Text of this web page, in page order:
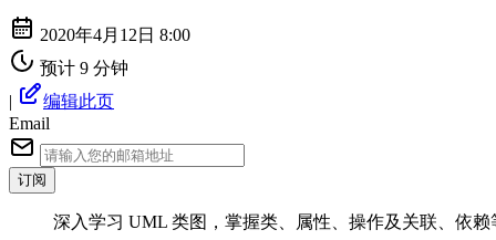
2020年4月12日 8:00
预计 9 分钟
|
编辑此页
Email
订阅
深入学习 UML 类图，掌握类、属性、操作及关联、依